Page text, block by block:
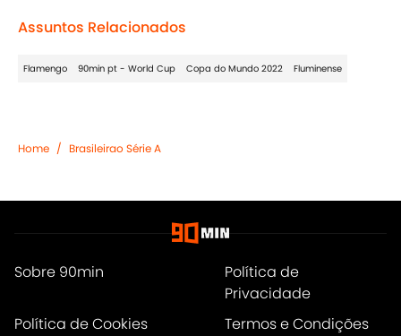
Assuntos Relacionados
Flamengo 90min pt - World Cup Copa do Mundo 2022 Fluminense
Home / Brasileirao Série A
Sobre 90min
Política de
Privacidade
Política de Cookies
Termos e Condições